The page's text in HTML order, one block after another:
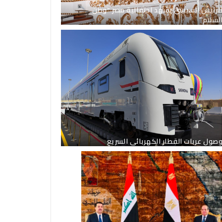
الرئيس السيسي يشهد احتفالية مصر “وطن
السلام”
وصول عربات القطار الكهربائى السريع